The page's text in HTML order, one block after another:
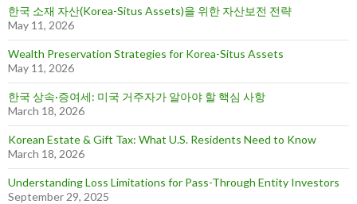
한국 소재 자산(Korea-Situs Assets)을 위한 자산보전 전략
May 11, 2026
Wealth Preservation Strategies for Korea-Situs Assets
May 11, 2026
한국 상속·증여세: 미국 거주자가 알아야 할 핵심 사항
March 18, 2026
Korean Estate & Gift Tax: What U.S. Residents Need to Know
March 18, 2026
Understanding Loss Limitations for Pass-Through Entity Investors
September 29, 2025